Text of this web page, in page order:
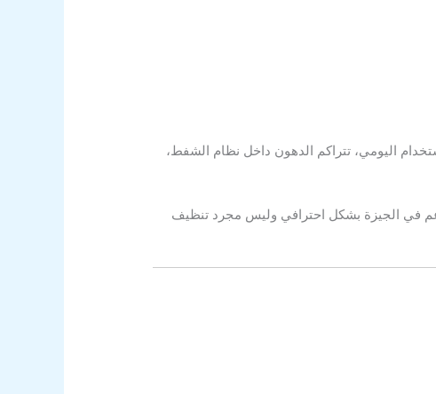
اليومي، تتراكم الدهون داخل نظام الشفط،
في الجيزة بشكل احترافي وليس مجرد تنظيف